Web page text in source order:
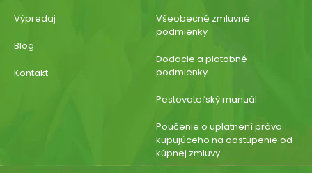
Výpredaj
Blog
Kontakt
Všeobecné zmluvné
podmienky
Dodacie a platobné
podmienky
Pestovateľský manuál
Poučenie o uplatnení práva
kupujúceho na odstúpenie od
kúpnej zmluvy